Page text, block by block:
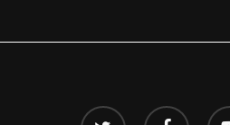
twitter facebook